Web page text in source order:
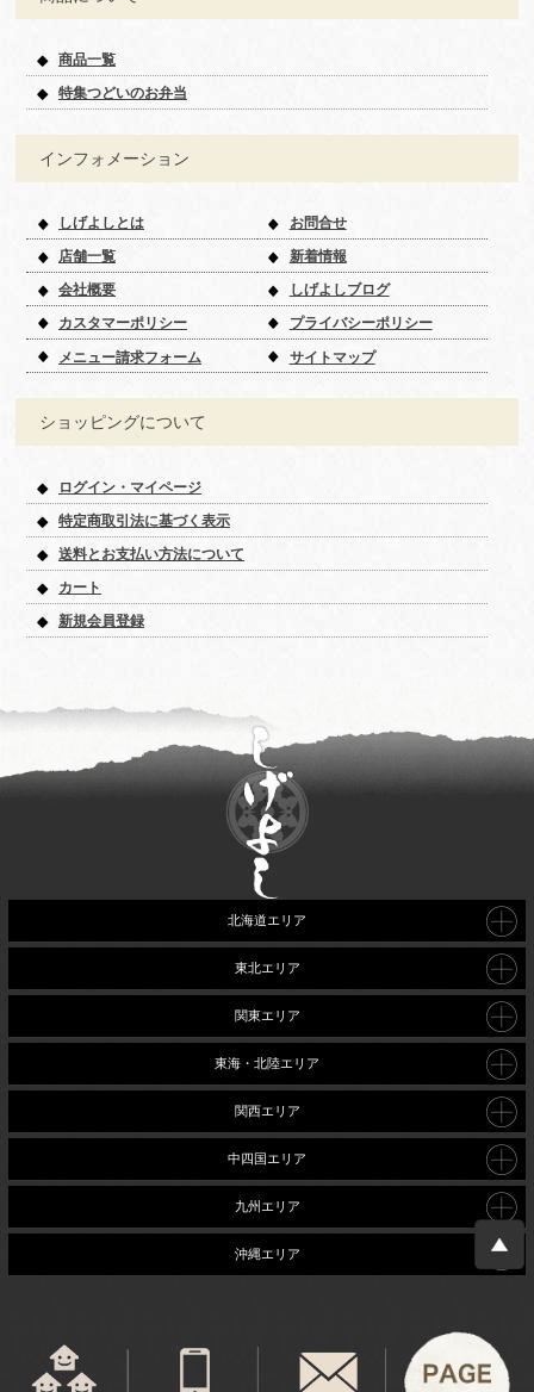
商品一覧
特集つどいのお弁当
インフォメーション
しげよしとは お問合せ
店舗一覧 新着情報
会社概要 しげよしブログ
カスタマーポリシー プライバシーポリシー
メニュー請求フォーム サイトマップ
ショッピングについて
ログイン・マイページ
特定商取引法に基づく表示
送料とお支払い方法について
カート
新規会員登録
北海道エリア
東北エリア
関東エリア
東海・北陸エリア
関西エリア
中四国エリア
九州エリア
沖縄エリア